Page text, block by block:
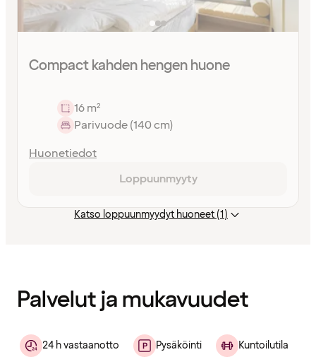
Compact kahden hengen huone
16 m²
Parivuode (140 cm)
Huonetiedot
Loppuunmyyty
Katso loppuunmyydyt huoneet (1)
Palvelut ja mukavuudet
24 h vastaanotto Pysäköinti Kuntoilutila